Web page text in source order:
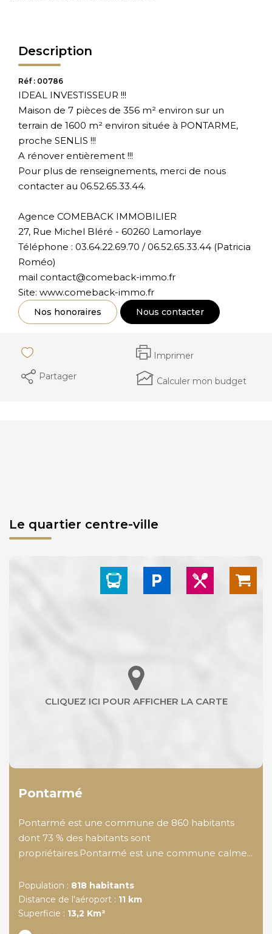
Description
Réf : 00786
IDEAL INVESTISSEUR !!!
Maison de 7 pièces de 356 m² environ sur un
terrain de 1600 m² environ située à PONTARME,
proche SENLIS !!!
A rénover entièrement !!!
Pour plus de renseignements, merci de nous
contacter au 06.52.65.33.44.
Agence COMEBACK IMMOBILIER
27, Rue Michel Bléré - 60260 Lamorlaye
Téléphone : 03.64.22.69.70 / 06.52.65.33.44 (Patricia
Roméo)
mail contact@comeback-immo.fr
Site: www.comeback-immo.fr
Nos honoraires Nous contacter
Imprimer
Partager
Calculer mon budget
Le quartier centre-ville
Pontarmé
Pontarmé est une commune de 860 habitants
dont 73 % des habitants sont
propriétaires.Pontarmé est une commune calme...
Population : 818 habitants
Distance de l'aéroport : 11 km
Superficie : 13,2 Km²